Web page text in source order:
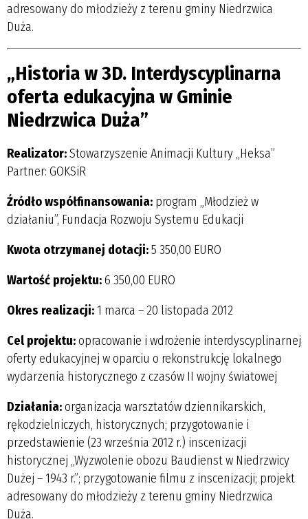
adresowany do młodzieży z terenu gminy Niedrzwica
Duża.
„Historia w 3D. Interdyscyplinarna
oferta edukacyjna w Gminie
Niedrzwica Duża”
Realizator:Stowarzyszenie Animacji Kultury „Heksa”
Partner: GOKSiR
Źródło współfinansowania: program „Młodzież w
działaniu”, Fundacja Rozwoju Systemu Edukacji
Kwota otrzymanej dotacji:5 350,00 EURO
Wartość projektu:6 350,00 EURO
Okres realizacji: 1 marca – 20 listopada 2012
Cel projektu:opracowanie i wdrożenie interdyscyplinarnej
oferty edukacyjnej w oparciu o rekonstrukcję lokalnego
wydarzenia historycznego z czasów II wojny światowej
Działania:organizacja warsztatów dziennikarskich,
rękodzielniczych, historycznych; przygotowanie i
przedstawienie (23 września 2012 r.) inscenizacji
historycznej „Wyzwolenie obozu Baudienst w Niedrzwicy
Dużej – 1943 r.”; przygotowanie filmu z inscenizacji; projekt
adresowany do młodzieży z terenu gminy Niedrzwica
Duża.